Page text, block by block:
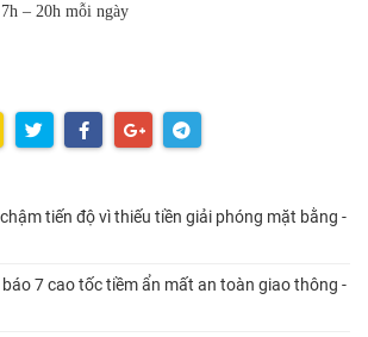
– 20h mỗi ngày
tiến độ vì thiếu tiền giải phóng mặt bằng -
7 cao tốc tiềm ẩn mất an toàn giao thông -